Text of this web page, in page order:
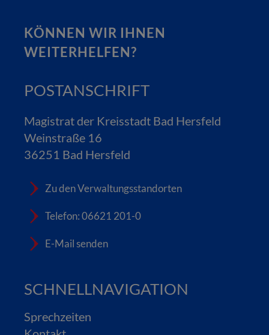
KÖNNEN WIR IHNEN
WEITERHELFEN?
POSTANSCHRIFT
Magistrat der Kreisstadt Bad Hersfeld
Weinstraße 16
36251 Bad Hersfeld
Zu den Verwaltungsstandorten
Telefon: 06621 201-0
E-Mail senden
SCHNELLNAVIGATION
Sprechzeiten